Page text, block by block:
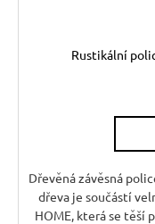
Rustikální
Dřevěná závěsná
dřeva je součástí
HOME, která se těší